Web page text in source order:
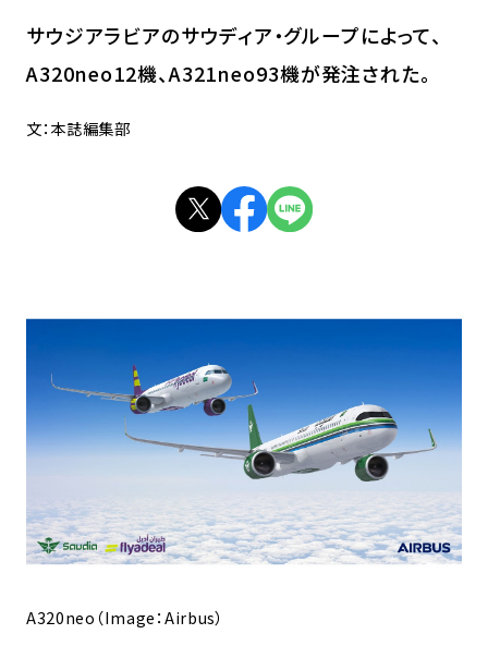
サウジアラビアのサウディア・グループによって、
A320neo12機、A321neo93機が発注された。
文：本誌編集部
A320neo（Image：Airbus）